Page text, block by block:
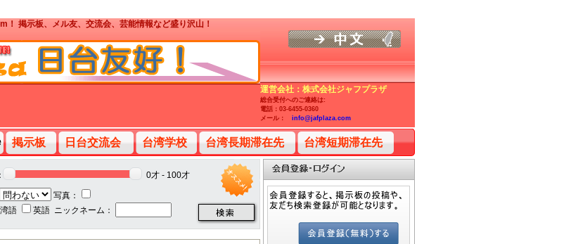
掲示板、メル友、交流会、芸能情報など盛り沢山！
運営会社：株式会社ジャフプラザ
総合受付へのご連絡は:
電話：03-6455-0360
メール： info@jafplaza.com
掲示板 日台交流会 台湾学校 台湾長期滞在先 台湾短期滞在先
0才 - 100才
写真：
語 英語 ニックネーム：